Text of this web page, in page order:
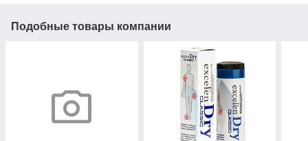
Подобные товары компании